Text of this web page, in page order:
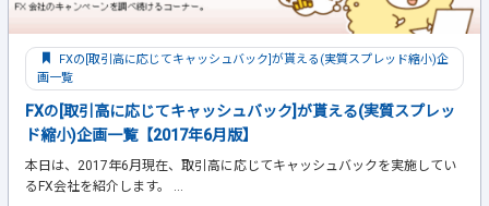
FXの[取引高に応じてキャッシュバック]が貰える(実質スプレッド縮小)企
画一覧
FXの[取引高に応じてキャッシュバック]が貰える(実質スプレッ
ド縮小)企画一覧【2017年6月版】
本日は、2017年6月現在、取引高に応じてキャッシュバックを実施してい
るFX会社を紹介します。 ...